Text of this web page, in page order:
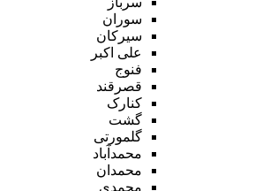
سوران
سیرکان
علی اکبر
فنوج
قصرقند
کنارک
گشت
گلمورتی
محمدآباد
محمدان
محمدی